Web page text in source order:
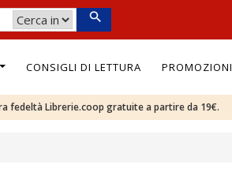
CONSIGLI DI LETTURA PROMOZIONI
fedeltà Librerie.coop gratuite a partire da 19€.